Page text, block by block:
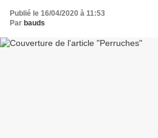
Publié le 16/04/2020 à 11:53
Par bauds